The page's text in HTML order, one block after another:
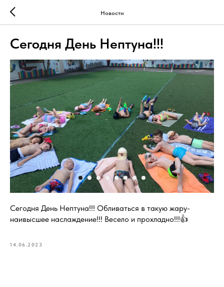
Новости
Сегодня День Нептуна!!!
Сегодня День Нептуна!!! Обливаться в такую жару-
наивысшее наслаждение!!! Весело и прохладно!!!👍
14.06.2023